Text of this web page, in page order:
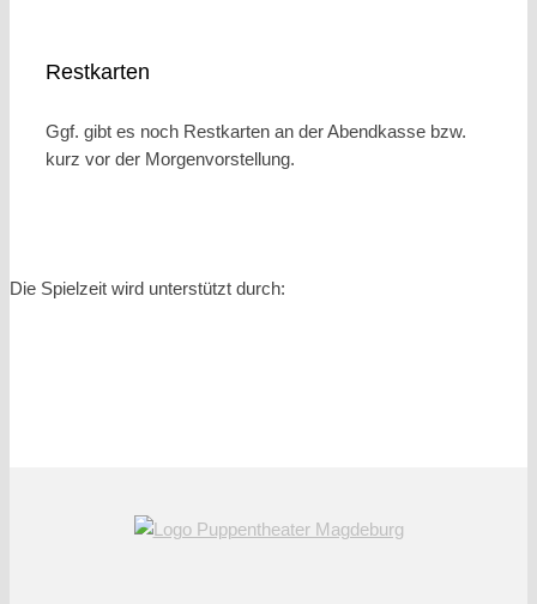
Restkarten
Ggf. gibt es noch Restkarten an der Abendkasse bzw.
kurz vor der Morgenvorstellung.
Die Spielzeit wird unterstützt durch: